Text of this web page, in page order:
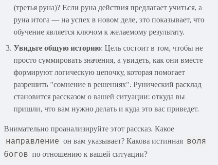
(третья руна)? Если руна действия предлагает учиться, а
руна итога — на успех в новом деле, это показывает, что
обучение является ключом к желаемому результату.
Увидьте общую историю: Цель состоит в том, чтобы не
просто суммировать значения, а увидеть, как они вместе
формируют логическую цепочку, которая помогает
разрешить "сомнение в решениях". Рунический расклад
становится рассказом о вашей ситуации: откуда вы
пришли, что вам нужно делать и куда это вас приведет.
Внимательно проанализируйте этот рассказ. Какое
направление он вам указывает? Какова истинная воля
богов по отношению к вашей ситуации?